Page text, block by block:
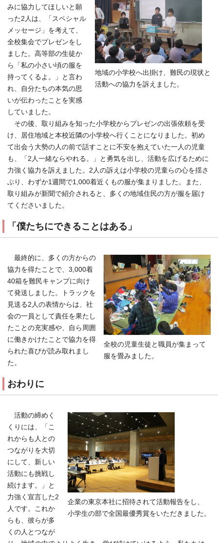
地域の小学校へ出掛け、難民の現状と
活動への協力を訴えました。
みに協力してほしいと願
った2人は、「スペシャル
メッセージ」を考えて、
全校集会でプレゼンをし
ました。高等部の生徒か
ら「私の小さい頃の服を
持ってくるよ。」と言わ
れ、自分たちの本気の思
いが伝わったことを実感
していました。
その後、取り組みを知った小学校からプレゼンの出張依頼を受
け、居住地域と本校近隣の小学校へ行くことになりました。初め
て出会う大勢の人の前で話すことに不安を抱えていた一人の児童
も、「2人一緒ならやれる。」と勇気を出し、活動を広げるために
力強く協力を訴えました。2人の訴えは小学校の児童らの心を揺さ
ぶり、わずか1週間で1,000着近くもの服が集まりました。また、
取り組みが新聞で紹介されると、多くの地域住民の方が服を届け
てくださいました。
「僕たちにできることはある」
全校の児童生徒と職員が集まって
服を畳みました。
最終的に、多くの方からの
協力を得たことで、3,000着
40箱を難民キャンプに向け
て発送しました。トラックを
見送る2人の表情からは、社
会の一員として責任を果たし
たことの充実感や、自ら周囲
に働きかけたことで協力を得
られた喜びが読み取れまし
た。
おわりに
企業の東京本社に招待されて活動報告をし、
小学生の部で全国最優秀賞をいただきました。
活動の締めく
くりには、「こ
れからも人との
つながりを大切
にして、新しい
活動にも挑戦し
続けます。」と
力強く宣言した2
人です。これか
らも、彼らが多
くの人とつなが